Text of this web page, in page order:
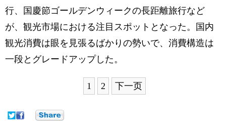
行、国慶節ゴールデンウィークの長距離旅行など
が、観光市場における注目スポットとなった。国内
観光消費は眼を見張るばかりの勢いで、消費構造は
一段とグレードアップした。
1 2 下一页